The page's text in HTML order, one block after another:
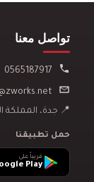
تواصل معنا
📍 جدة، المملكة
حمل تطبيقنا
قريباً على
Play